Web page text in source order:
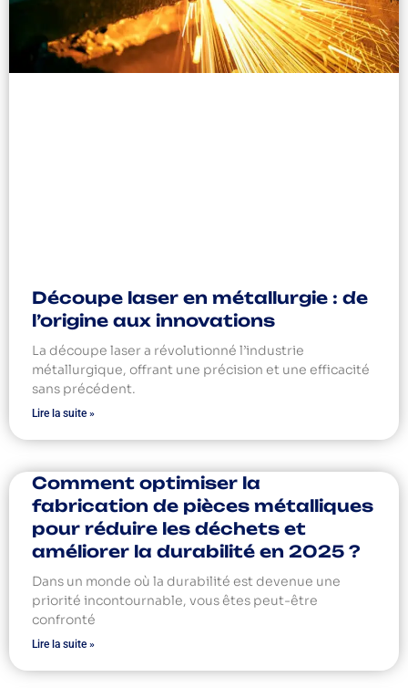
Découpe laser en métallurgie : de
l’origine aux innovations
La découpe laser a révolutionné l’industrie
métallurgique, offrant une précision et une efficacité
sans précédent.
Lire la suite »
Comment optimiser la
fabrication de pièces métalliques
pour réduire les déchets et
améliorer la durabilité en 2025 ?
Dans un monde où la durabilité est devenue une
priorité incontournable, vous êtes peut-être
confronté
Lire la suite »